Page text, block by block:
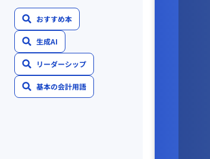
おすすめ本
生成AI
リーダーシップ
基本の会計用語